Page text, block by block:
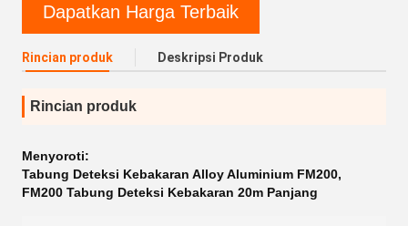
Dapatkan Harga Terbaik
Rincian produk Deskripsi Produk
Rincian produk
Menyoroti:
Tabung Deteksi Kebakaran Alloy Aluminium FM200,
FM200 Tabung Deteksi Kebakaran 20m Panjang